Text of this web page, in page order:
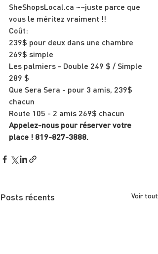
SheShopsLocal.ca ~~juste parce que
vous le méritez vraiment !!
Coût:
239$ pour deux dans une chambre
269$ simple
Les palmiers - Double 249 $ / Simple
289 $
Que Sera Sera - pour 3 amis, 239$
chacun
Route 105 - 2 amis 269$ chacun
Appelez-nous pour réserver votre
place ! 819-827-3888.
Posts récents Voir tout